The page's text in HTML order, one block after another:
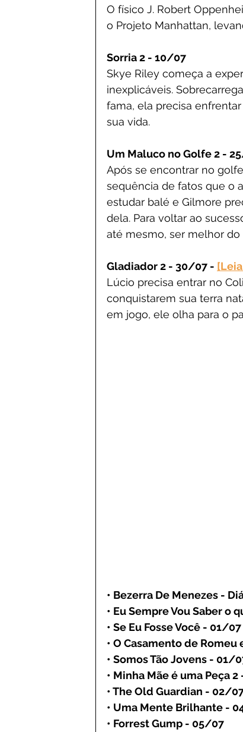
O físico J. Robert
o Projeto Manhattan,
Sorria 2 - 10/07
Skye Riley começa a
inexplicáveis.
fama, ela precisa
sua vida.
Um Maluco no Golfe 2 -
Após se encontrar no
sequência de fatos que o
estudar balé e Gilmore
dela. Para voltar ao
até mesmo, ser melhor
Gladiador 2 - 30/07 -
Lúcio precisa entrar no
conquistarem sua terra
em jogo, ele olha para o
• Bezerra De Menezes -
• Eu Sempre Vou Saber o
• Se Eu Fosse Você - 01/07
• O Casamento de
• Somos Tão Jovens - 01/
• Minha Mãe é uma Peça
• The Old Guardian - 02/
• Uma Mente Brilhante -
• Forrest Gump - 05/07